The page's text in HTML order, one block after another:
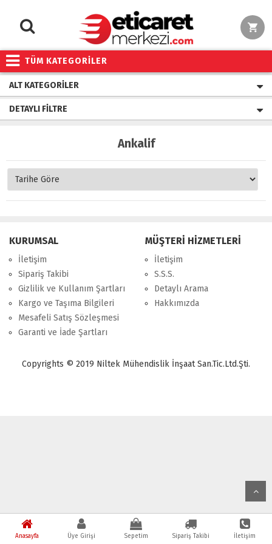
TÜM KATEGORİLER
Anasayfa Üye Girişi Sepetim Sipariş Takibi İletişim
ALT KATEGORILER
DETAYLI FILTRE
Ankalif
KURUMSAL
İletişim
Sipariş Takibi
Gizlilik ve Kullanım Şartları
Kargo ve Taşıma Bilgileri
Mesafeli Satış Sözleşmesi
Garanti ve İade Şartları
MÜŞTERİ HİZMETLERİ
İletişim
S.S.S.
Detaylı Arama
Hakkımızda
Copyrights © 2019 Niltek Mühendislik İnşaat San.Tic.Ltd.Şti.